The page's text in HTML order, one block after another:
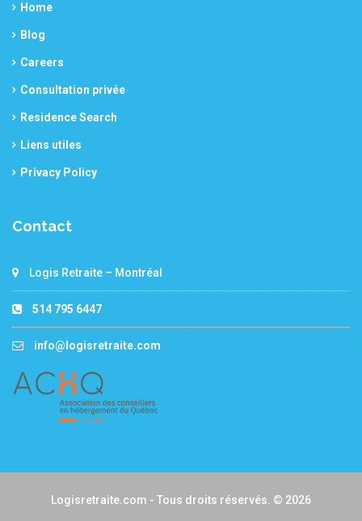
Home
Blog
Careers
Consultation privée
Residence Search
Liens utiles
Privacy Policy
Contact
Logis Retraite – Montréal
514 795 6447
info@logisretraite.com
Logisretraite.com - Tous droits réservés. © 2026